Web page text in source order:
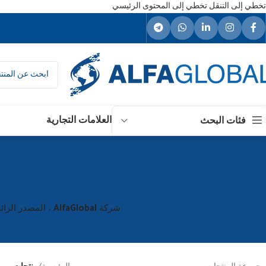
تخطي إلى التنقلتخطي إلى المحتوى الرئيسي
فئات البحث العلامات التجارية
شركة AlfaGlobal ، المصدر الرائد في مجال تصدير السلع الاستهلاكية في تركيا ، بالقرب منك. اتصل الآن واحصل على أفضل العروض.